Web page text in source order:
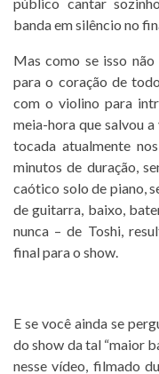
banda em silêncio no
Mas como se isso
para o coração de
com o violino para
meia-hora que salvou
tocada atualmente
minutos de duração,
caótico solo de piano,
de guitarra, baixo,
nunca – de Toshi,
final para o show.
E se você ainda se
do show da tal “maior
nesse vídeo, filmado